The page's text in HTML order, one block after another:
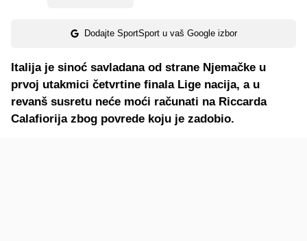
Dodajte SportSport u vaš Google izbor
Italija je sinoć savladana od strane Njemačke u
prvoj utakmici četvrtine finala Lige nacija, a u
revanš susretu neće moći računati na Riccarda
Calafiorija zbog povrede koju je zadobio.